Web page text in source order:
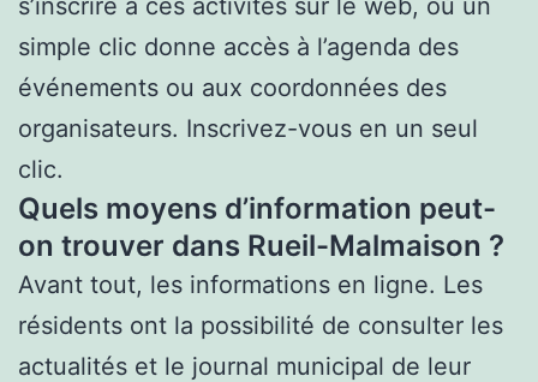
simple clic donne accès à l’agenda des
événements ou aux coordonnées des
organisateurs. Inscrivez-vous en un seul
clic.
Quels moyens d’information peut-
on trouver dans Rueil-Malmaison ?
Avant tout, les informations en ligne. Les
résidents ont la possibilité de consulter les
actualités et le journal municipal de leur